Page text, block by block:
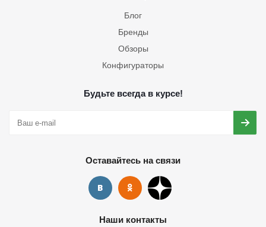
Блог
Бренды
Обзоры
Конфигураторы
Будьте всегда в курсе!
Оставайтесь на связи
Наши контакты